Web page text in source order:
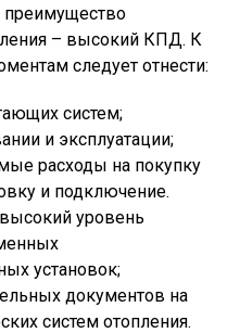
преимущество
– высокий КПД. К
следует отнести:
систем;
и эксплуатации;
расходы на покупку
и подключение.
уровень
установок;
документов на
систем отопления.